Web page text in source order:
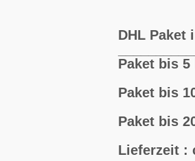
DHL Paket
Paket bis
Paket bis
Paket bis
Lieferzeit :